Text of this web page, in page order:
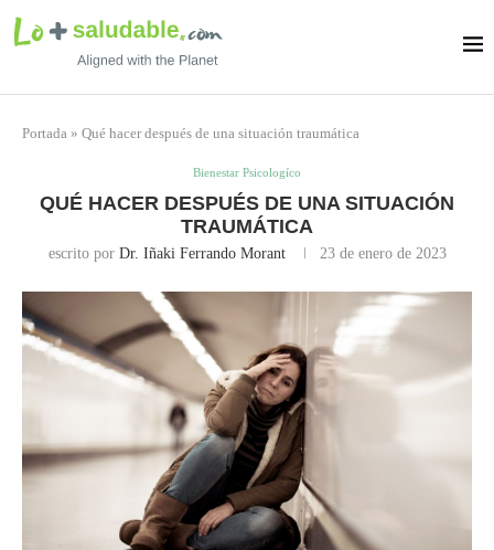
Portada » Qué hacer después de una situación traumática
Bienestar Psicologíco
QUÉ HACER DESPUÉS DE UNA SITUACIÓN
TRAUMÁTICA
escrito por Dr. Iñaki Ferrando Morant 23 de enero de 2023